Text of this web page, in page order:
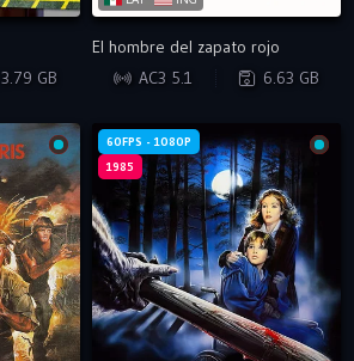
3.79 GB WEB-DL
El hombre del zapato rojo
AC3 5.1
6.63 GB
60FPS - 1080P
1985